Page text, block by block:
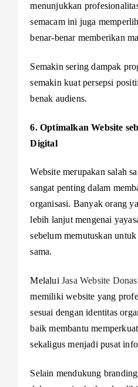
menunjukkan
semacam ini juga
benar-benar memberikan
Semakin sering dampak
semakin kuat persepsi
benak audiens.
6. Optimalkan Website
Digital
Website merupakan salah
sangat penting dalam
organisasi. Banyak orang
lebih lanjut mengenai
sebelum memutuskan
sama.
Melalui Jasa Website
memiliki website yang
sesuai dengan identitas
baik membantu
sekaligus menjadi pusat
Selain mendukung